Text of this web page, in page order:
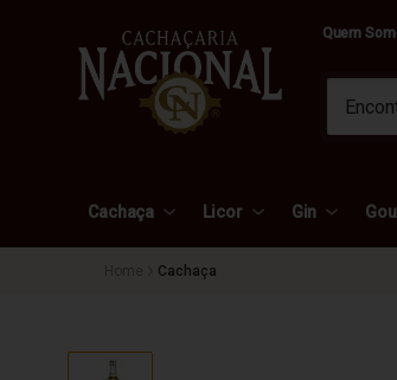
Quem
Cachaça Licor Gin
Cachaça